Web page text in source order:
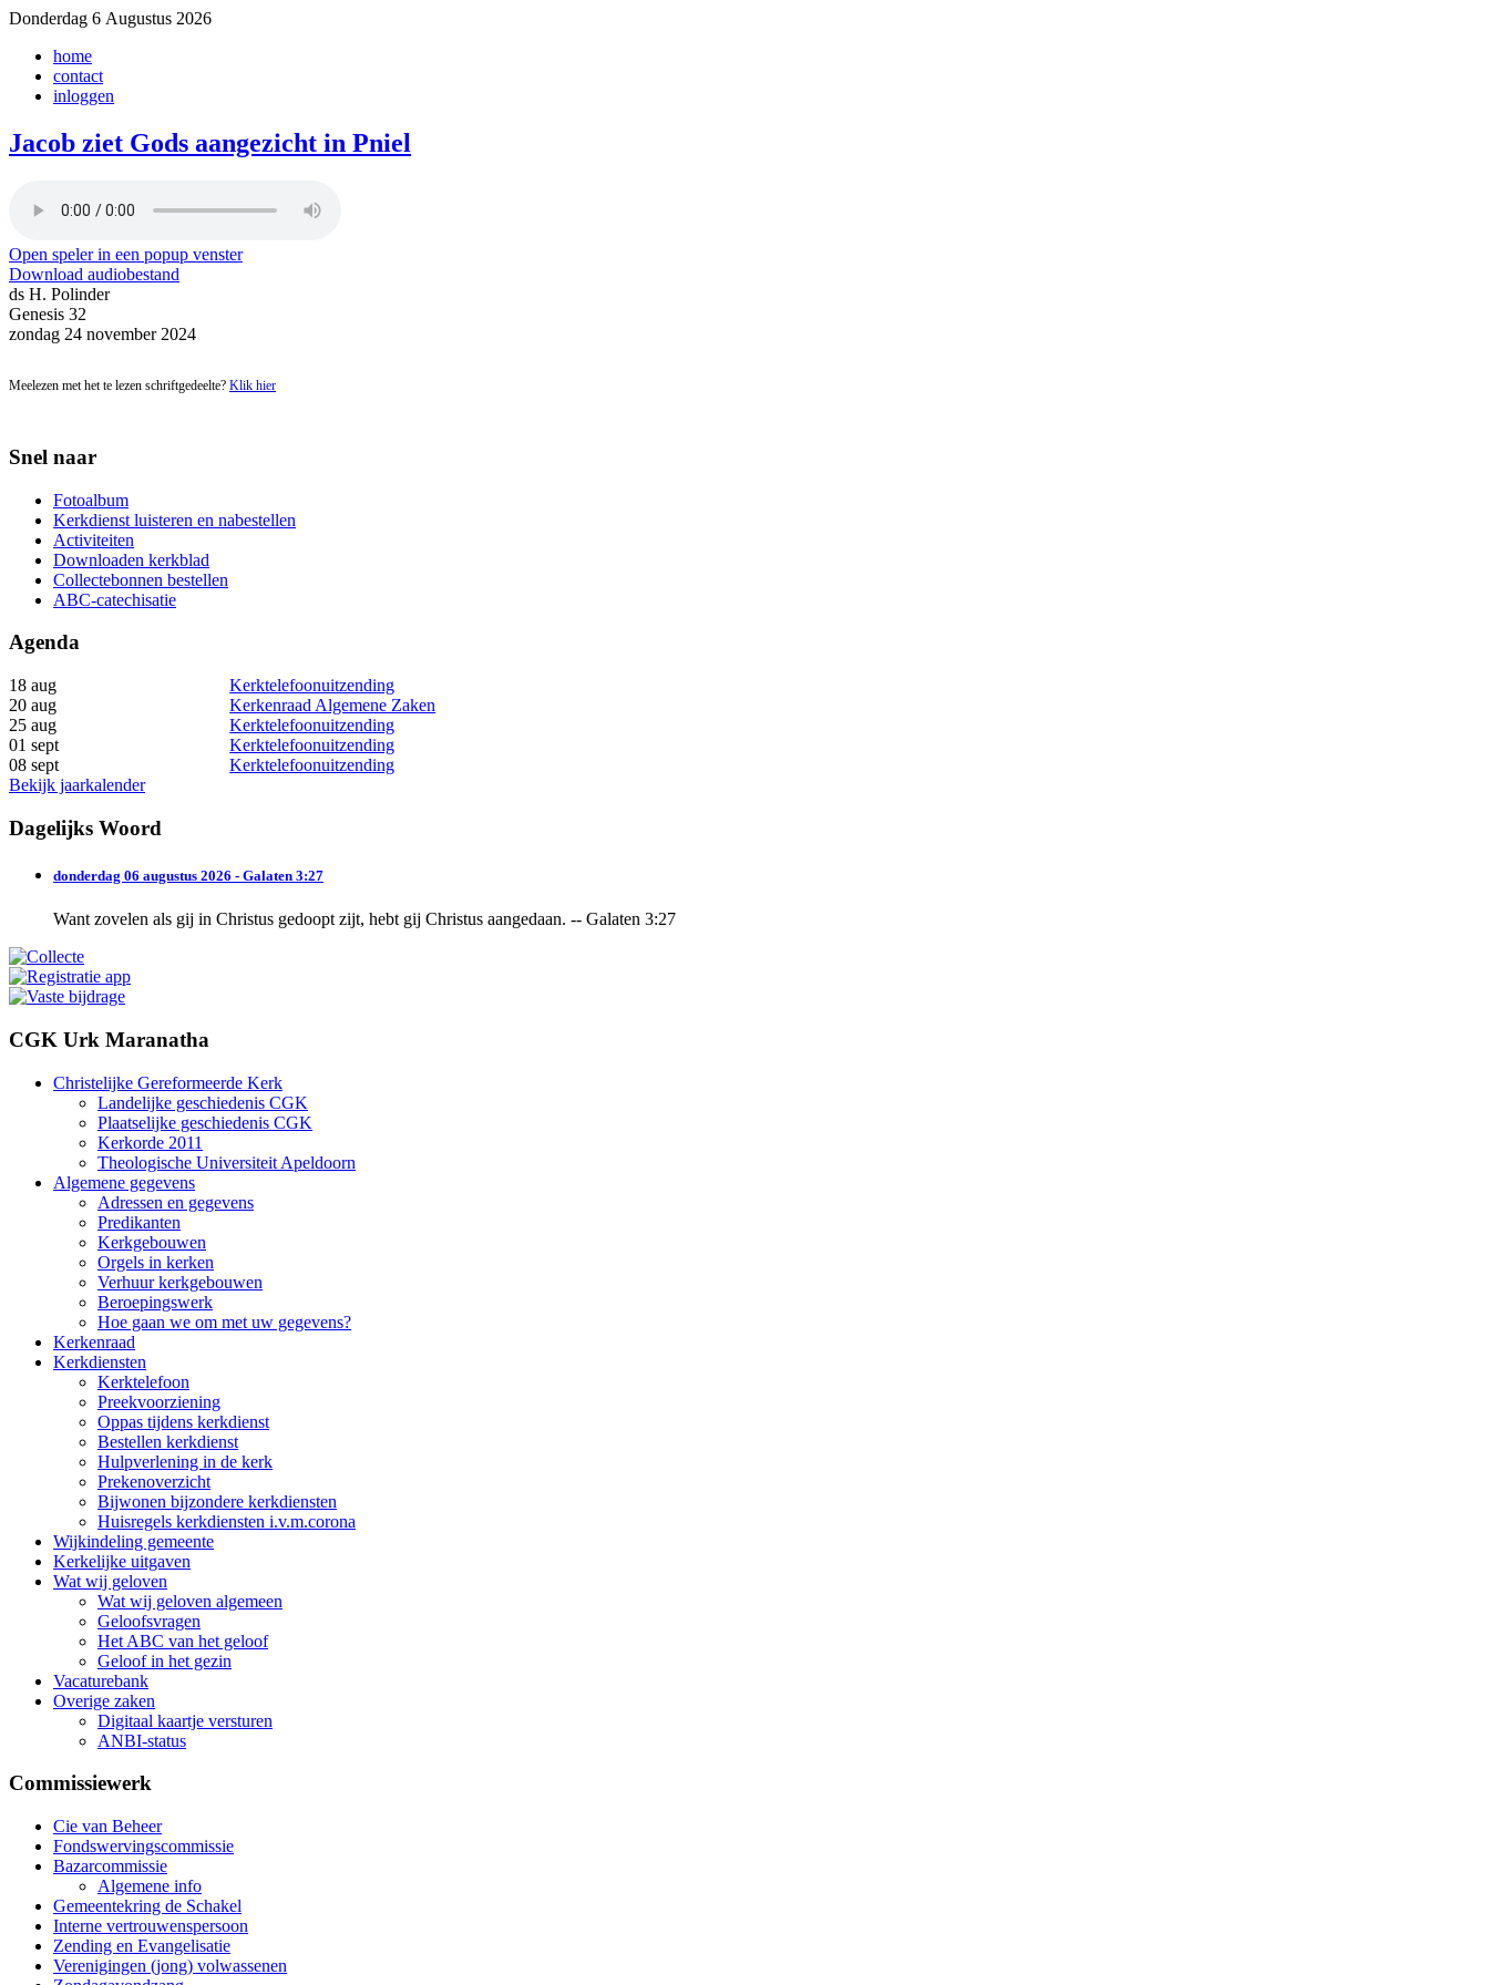
Donderdag 6 Augustus 2026
home
contact
inloggen
Jacob ziet Gods aangezicht in Pniel
Open speler in een popup venster
Download audiobestand
ds H. Polinder
Genesis 32
zondag 24 november 2024
Meelezen met het te lezen schriftgedeelte? Klik hier
Snel naar
Fotoalbum
Kerkdienst luisteren en nabestellen
Activiteiten
Downloaden kerkblad
Collectebonnen bestellen
ABC-catechisatie
Agenda
18 aug
Kerktelefoonuitzending
20 aug
Kerkenraad Algemene Zaken
25 aug
Kerktelefoonuitzending
01 sept
Kerktelefoonuitzending
08 sept
Kerktelefoonuitzending
Bekijk jaarkalender
Dagelijks Woord
donderdag 06 augustus 2026 - Galaten 3:27
Want zovelen als gij in Christus gedoopt zijt, hebt gij Christus aangedaan. -- Galaten 3:27
CGK Urk Maranatha
Christelijke Gereformeerde Kerk
Landelijke geschiedenis CGK
Plaatselijke geschiedenis CGK
Kerkorde 2011
Theologische Universiteit Apeldoorn
Algemene gegevens
Adressen en gegevens
Predikanten
Kerkgebouwen
Orgels in kerken
Verhuur kerkgebouwen
Beroepingswerk
Hoe gaan we om met uw gegevens?
Kerkenraad
Kerkdiensten
Kerktelefoon
Preekvoorziening
Oppas tijdens kerkdienst
Bestellen kerkdienst
Hulpverlening in de kerk
Prekenoverzicht
Bijwonen bijzondere kerkdiensten
Huisregels kerkdiensten i.v.m.corona
Wijkindeling gemeente
Kerkelijke uitgaven
Wat wij geloven
Wat wij geloven algemeen
Geloofsvragen
Het ABC van het geloof
Geloof in het gezin
Vacaturebank
Overige zaken
Digitaal kaartje versturen
ANBI-status
Commissiewerk
Cie van Beheer
Fondswervingscommissie
Bazarcommissie
Algemene info
Gemeentekring de Schakel
Interne vertrouwenspersoon
Zending en Evangelisatie
Verenigingen (jong) volwassenen